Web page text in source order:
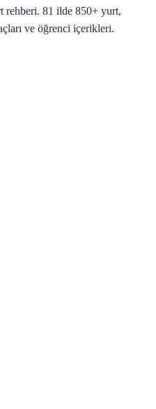
rehberi. 81 ilde 850+ yurt,
ve öğrenci içerikleri.